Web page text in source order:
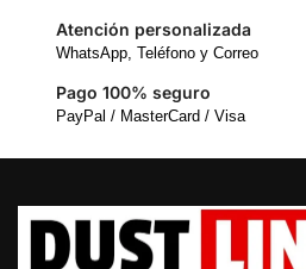
Atención personalizada
WhatsApp, Teléfono y Correo
Pago 100% seguro
PayPal / MasterCard / Visa